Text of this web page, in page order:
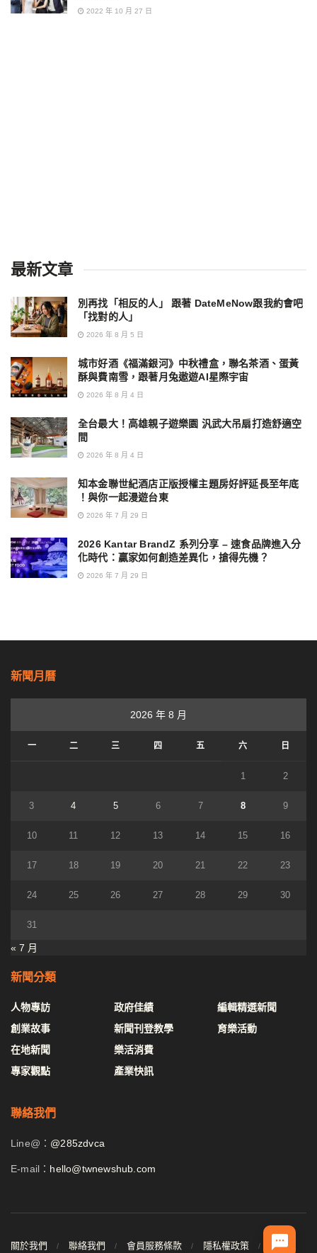
2022 年 10 月 27 日
最新文章
別再找「相反的人」 跟著 DateMeNow跟我約會吧
「找對的人」
2026 年 8 月 5 日
城市好酒《福滿銀河》中秋禮盒，聯名茶酒、蛋黃
酥與費南雪，跟著月兔遨遊AI星際宇宙
2026 年 8 月 4 日
全台最大！高雄親子遊樂園 汎武大吊扇打造舒適空
間
2026 年 8 月 4 日
知本金聯世紀酒店正版授權主題房好評延長至年底
！與你一起漫遊台東
2026 年 7 月 29 日
2026 Kantar BrandZ 系列分享 – 速食品牌進入分
化時代：贏家如何創造差異化，搶得先機？
2026 年 7 月 29 日
新聞月曆
2026 年 8 月
一 二 三 四 五 六 日
1 2
3 4 5 6 7 8 9
10 11 12 13 14 15 16
17 18 19 20 21 22 23
24 25 26 27 28 29 30
31
« 7 月
新聞分類
人物專訪
創業故事
在地新聞
專家觀點
政府佳績
新聞刊登教學
樂活消費
產業快訊
編輯精選新聞
育樂活動
聯絡我們
Line@： @285zdvca
E-mail： hello@twnewshub.com
關於我們 聯絡我們 會員服務條款 隱私權政策